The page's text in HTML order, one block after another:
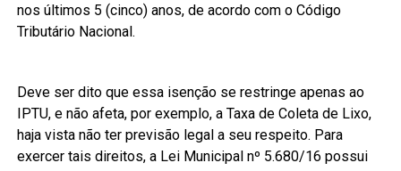
nos últimos 5 (cinco) anos, de acordo com o Código
Tributário Nacional.
Deve ser dito que essa isenção se restringe apenas ao
IPTU, e não afeta, por exemplo, a Taxa de Coleta de Lixo,
haja vista não ter previsão legal a seu respeito. Para
exercer tais direitos, a Lei Municipal nº 5.680/16 possui